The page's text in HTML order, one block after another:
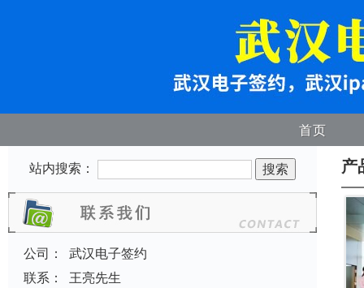
首页
站内搜索：
公司：
武汉电子签约
联系：
王亮先生
产